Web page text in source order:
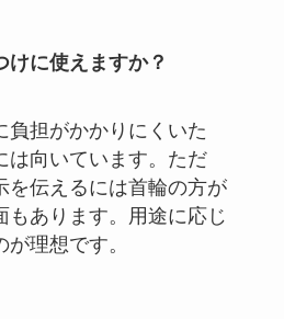
けに使えますか？
負担がかかりにくいた
は向いています。ただ
を伝えるには首輪の方が
もあります。用途に応じ
理想です。